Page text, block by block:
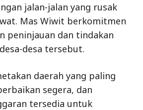
jalan-jalan yang rusak
Mas Wiwit berkomitmen
peninjauan dan tindakan
desa tersebut.
daerah yang paling
segera, dan
tersedia untuk